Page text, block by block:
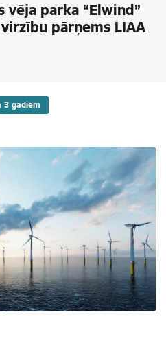
vēja parka “Elwind”
pārņems LIAA
3 gadiem